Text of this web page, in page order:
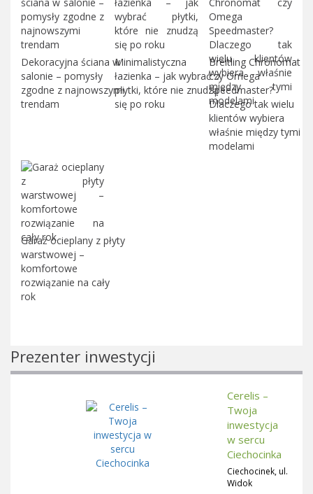
Dekoracyjna ściana w
salonie – pomysły
zgodne z najnowszymi
trendam
Minimalistyczna
łazienka – jak wybrać
płytki, które nie znudzą
się po roku
Breitling Chronomat
czy Omega
Speedmaster?
Dlaczego tak wielu
klientów wybiera
właśnie między tymi
modelami
Garaż ocieplany z płyty
warstwowej –
komfortowe
rozwiązanie na cały
rok
Prezenter inwestycji
Cerelis –
Twoja
inwestycja
w sercu
Ciechocinka
Ciechocinek, ul.
Widok